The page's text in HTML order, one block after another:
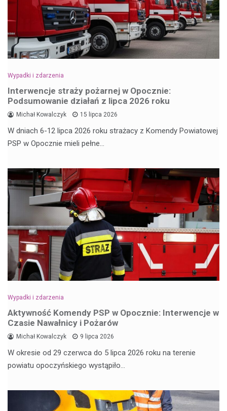
Wypadki i zdarzenia
Interwencje straży pożarnej w Opocznie:
Podsumowanie działań z lipca 2026 roku
Michał Kowalczyk 15 lipca 2026
W dniach 6-12 lipca 2026 roku strażacy z Komendy Powiatowej
PSP w Opocznie mieli pełne…
Wypadki i zdarzenia
Aktywność Komendy PSP w Opocznie: Interwencje w
Czasie Nawałnicy i Pożarów
Michał Kowalczyk 9 lipca 2026
W okresie od 29 czerwca do 5 lipca 2026 roku na terenie
powiatu opoczyńskiego wystąpiło…